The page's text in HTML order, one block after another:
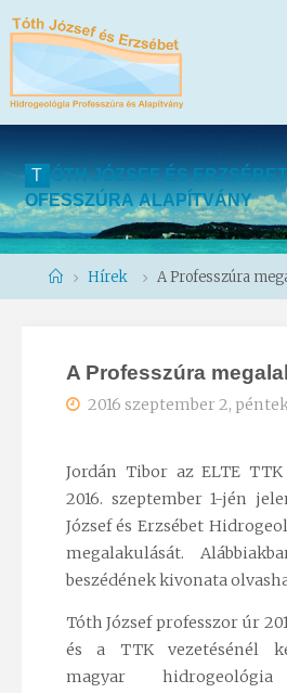
T ÓT H J ÓZS E F ÉS E RZSÉ BET
OFESSZÚ RA ALAPÍTVÁNY
HomeHírek A Professzúra
A Professzúra
2016 szeptember 2,
Jordán Tibor az ELTE
2016. szeptember 1-jén
József és Erzsébet
megalakulását.
beszédének kivonata
Tóth József professzor úr
és a TTK vezetésénél
magyar hidrogeológia